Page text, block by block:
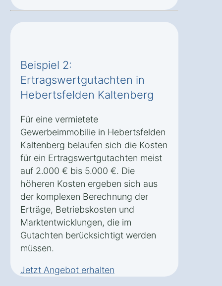
Beispiel 2:
Ertragswertgutachten in
Hebertsfelden Kaltenberg
Für eine vermietete
Gewerbeimmobilie in Hebertsfelden
Kaltenberg belaufen sich die Kosten
für ein Ertragswertgutachten meist
auf 2.000 € bis 5.000 €. Die
höheren Kosten ergeben sich aus
der komplexen Berechnung der
Erträge, Betriebskosten und
Marktentwicklungen, die im
Gutachten berücksichtigt werden
müssen.
Jetzt Angebot erhalten